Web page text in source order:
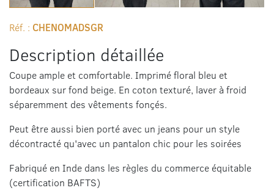
Réf. : CHENOMADSGR
Description détaillée
Coupe ample et comfortable. Imprimé floral bleu et
bordeaux sur fond beige. En coton texturé, laver à froid
séparemment des vêtements fonçés.
Peut être aussi bien porté avec un jeans pour un style
décontracté qu'avec un pantalon chic pour les soirées
Fabriqué en Inde dans les règles du commerce équitable
(certification BAFTS)